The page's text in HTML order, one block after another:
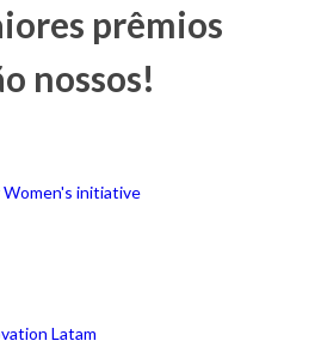
prêmios
nossos!